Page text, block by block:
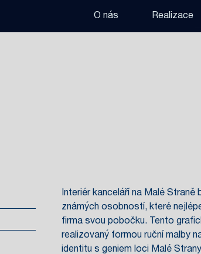
O nás Realizace
Interiér kanceláří na Malé Straně
známých osobností, které
firma svou pobočku. Tento
realizovaný formou ruční malby
identitu s geniem loci Malé